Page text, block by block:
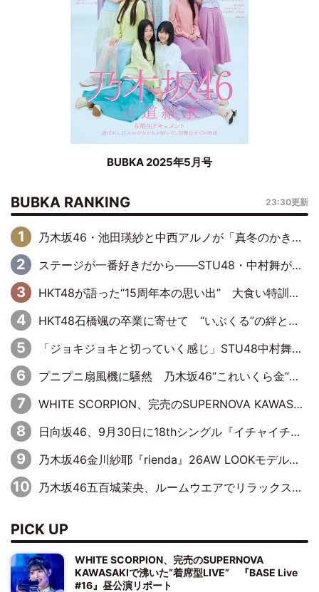
BUBKA 2025年5月号
BUBKA RANKING 23:30更新
乃木坂46・池田瑛紗と中西アルノが「真冬のかき氷」騒動で火花散らす！ 因縁の裏にあるのは、逆境をともに“凌”ぐ似た者同士の絆
ステージが一番好きだから――STU48・中村舞が描く“これからの私”
HKT48が語った“15周年本の思い出” 大食い特訓・守護霊企画・制服グラビア…盛りだくさんの裏話
HKT48石橋颯の卒業に寄せて “いぶくる”の絆と後輩・龍頭綺音の決意
「ジョキジョキと切っていく感じ」STU48中村舞、新しい挑戦は自らの手で
プニプニ扇風機に騒然 乃木坂46“これいくら金”延長中は今回もわちゃわちゃ全開
WHITE SCORPION、完売のSUPERNOVA KAWASAKIで沸いた“着席型LIVE” 『BASE Live #16』昼公演リポート
日向坂46、9月30日に18thシングル『イチャイチャ虫』の発売決定！ フォーメーションは『日向坂で会いましょう』にて発表
乃木坂46金川紗耶『rienda』26AW LOOKモデルに就任
乃木坂46五百城茉央、ルームウエアでリラックス「今回のグラビアを見て成長を感じていただけるとうれしい」
PICK UP
WHITE SCORPION、完売のSUPERNOVA
KAWASAKIで沸いた“着席型LIVE” 『BASE Live
#16』昼公演リポート